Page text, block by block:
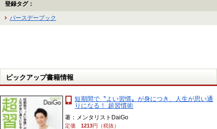
登録タグ：
バースデーブック
ピックアップ書籍情報
短期間で〝よい習慣〟が身につき、人生が思い通
りになる！ 超習慣術
著：メンタリストDaiGo
定価1213円（税抜）